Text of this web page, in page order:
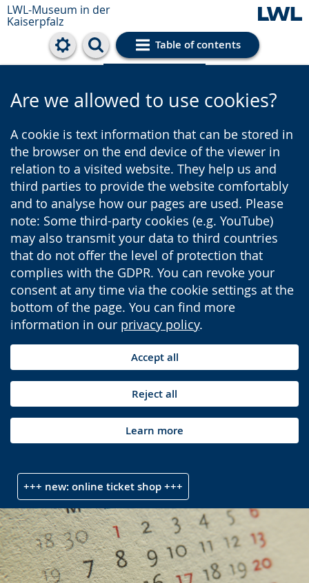
LWL-Museum in der
Kaiserpfalz
Table of contents
Cookie settings
Are we allowed to use cookies?
A cookie is text information that can be stored in
the browser on the end device of the viewer in
relation to a visited website. They help us and
third parties to provide the website comfortably
and to analyse how our pages are used. Please
note: Some third-party cookies (e.g. YouTube)
may also transmit your data to third countries
that do not offer the level of protection that
complies with the GDPR. You can revoke your
consent at any time via the cookie settings at the
bottom of the page. You can find more
information in our privacy policy.
Accept all
Reject all
Learn more
+++ new: online ticket shop +++